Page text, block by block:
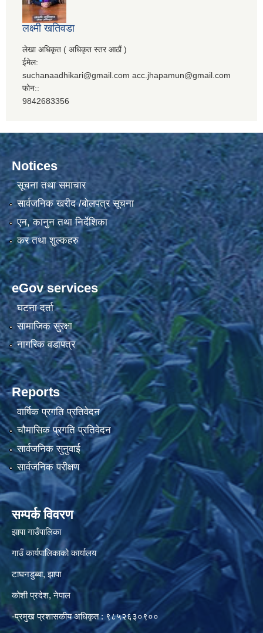
लक्ष्मी खतिवडा
लेखा अधिकृत ( अधिकृत स्तर आठौं )
ईमेल:
suchanaadhikari@gmail.com acc.jhapamun@gmail.com
फोन::
9842683356
Notices
सूचना तथा समाचार
सार्वजनिक खरीद /बोलपत्र सूचना
एन, कानुन तथा निर्देशिका
कर तथा शुल्कहरु
eGov services
घटना दर्ता
सामाजिक सुरक्षा
नागरिक वडापत्र
Reports
वार्षिक प्रगति प्रतिवेदन
चौमासिक प्रगति प्रतिवेदन
सार्वजनिक सुनुवाई
सार्वजनिक परीक्षण
सम्पर्क विवरण
झापा गाउँपालिका
गाउँ कार्यपालिकाको कार्यालय
टाघनडुब्बा, झापा
कोशी प्रदेश, नेपाल
-प्रमुख प्रशासकीय अधिकृत : ९८५२६३०९००